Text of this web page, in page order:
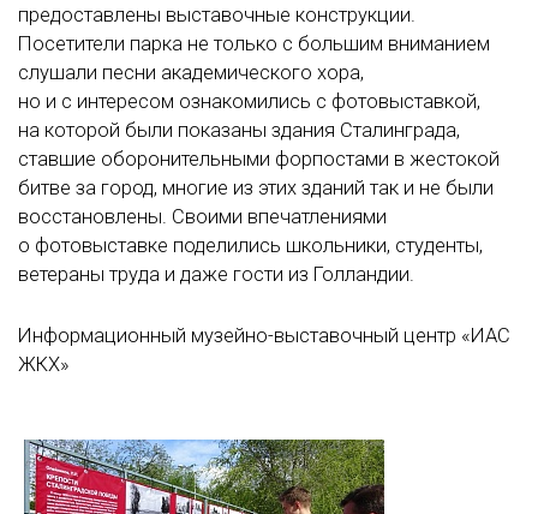
предоставлены выставочные конструкции.
Посетители парка не только с большим вниманием
слушали песни академического хора,
но и с интересом ознакомились с фотовыставкой,
на которой были показаны здания Сталинграда,
ставшие оборонительными форпостами в жестокой
битве за город, многие из этих зданий так и не были
восстановлены. Своими впечатлениями
о фотовыставке поделились школьники, студенты,
ветераны труда и даже гости из Голландии.
Информационный музейно-выставочный центр «ИАС
ЖКХ»